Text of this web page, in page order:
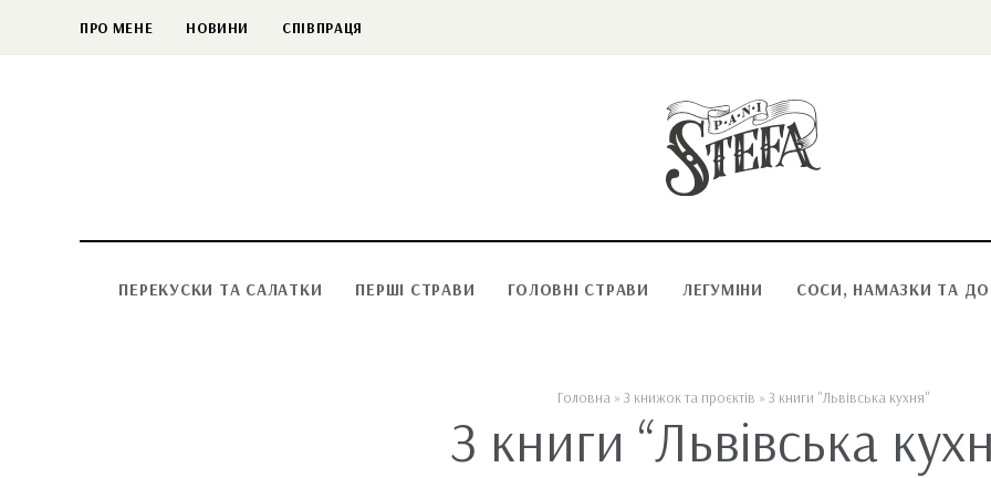
ПРО МЕНЕ НОВИНИ СПІВПРАЦЯ
ПЕРЕКУСКИ ТА САЛАТКИ ПЕРШІ СТРАВИ ГОЛОВНІ СТРАВИ ЛЕГУМІНИ СОСИ, НАМАЗКИ ТА
Головна » З книжок та проєктів » З книги "Львівська кухня"
З книги “Львівська